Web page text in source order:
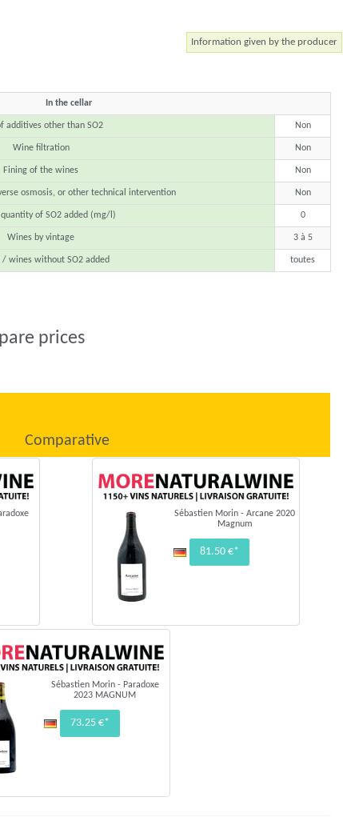
Information given by the producer
In the cellar
additives other than SO2 Non
Wine filtration Non
Fining of the wines Non
osmosis, or other technical intervention Non
of SO2 added (mg/l) 0
Wines by vintage 3 à 5
/ wines without SO2 added toutes
prices
Comparative
Sébastien Morin - Arcane 2020
Magnum
81.50 €*
Sébastien Morin - Paradoxe
2023 MAGNUM
73.25 €*